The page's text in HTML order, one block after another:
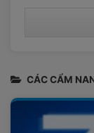
CÁC CẨM